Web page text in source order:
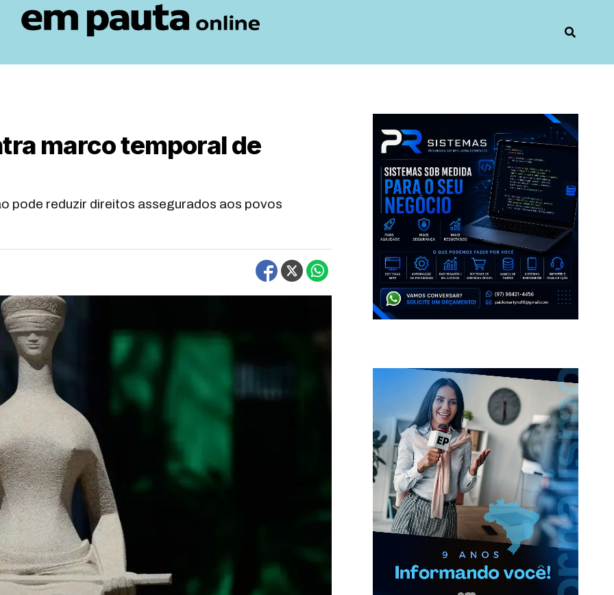
marco temporal de
pode reduzir direitos assegurados aos povos